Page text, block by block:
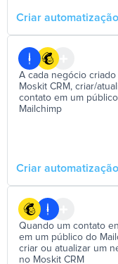
Criar automatização
A cada negócio criado
Moskit CRM, criar/
contato em um
Mailchimp
Criar automatização
Quando um contato
em um público do
criar ou atualizar um
no Moskit CRM